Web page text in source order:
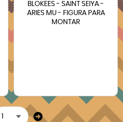
BLOKEES - SAINT SEIYA -
ARIES MU - FIGURA PARA
MONTAR